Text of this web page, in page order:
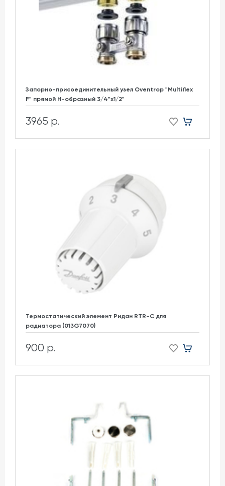
Запорно-присоединительный узел Oventrop "Multiflex
F" прямой H-образный 3/4"х1/2"
3965 р.
Термостатический элемент Ридан RTR-C для
радиатора (013G7070)
900 р.